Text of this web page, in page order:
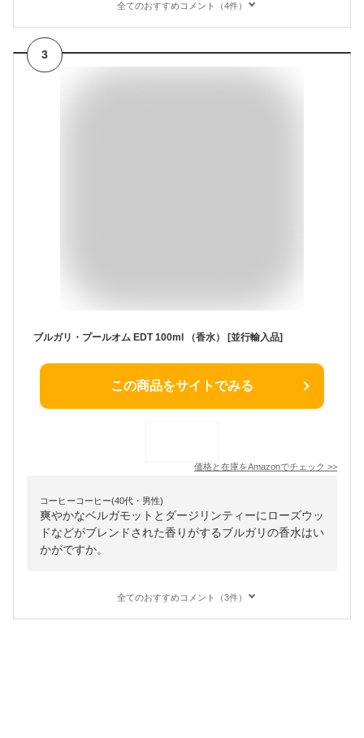
全てのおすすめコメント（4件）
3
ブルガリ・プールオム EDT 100ml （香水） [並行輸入品]
この商品をサイトでみる
価格と在庫をAmazonでチェック >>
コーヒーコーヒー(40代・男性)
爽やかなベルガモットとダージリンティーにローズウッ
ドなどがブレンドされた香りがするブルガリの香水はい
かがですか。
全てのおすすめコメント（3件）